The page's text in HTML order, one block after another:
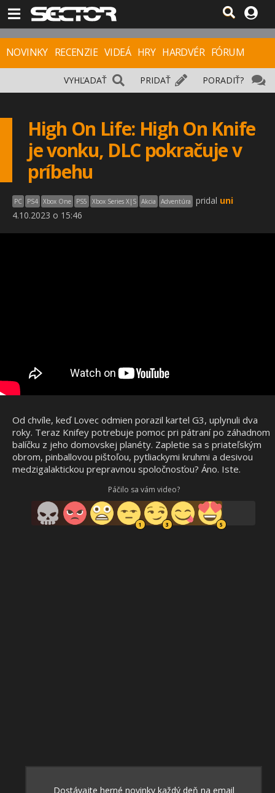
NOVINKY RECENZIE VIDEÁ HRY HARDVÉR FÓRUM
PORADIŤ?
PRIDAŤ
VYHĽADAŤ
High On Life: High On Knife
je vonku, DLC pokračuje v
príbehu
PC PS4 Xbox One PS5 Xbox Series X|S Akcia Adventúra pridal uni
4.10.2023 o 15:46
Od chvíle, keď Lovec odmien porazil kartel G3, uplynuli dva
roky. Teraz Knifey potrebuje pomoc pri pátraní po záhadnom
balíčku z jeho domovskej planéty. Zapletie sa s priateľským
obrom, pinballovou pištoľou, pytliackymi kruhmi a desivou
medzigalaktickou prepravnou spoločnosťou? Áno. Iste.
Páčilo sa vám video?